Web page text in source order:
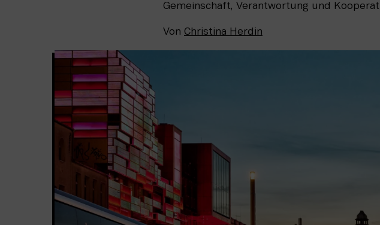
Gemeinschaft, Verantwortung und
Von Christina Herdin